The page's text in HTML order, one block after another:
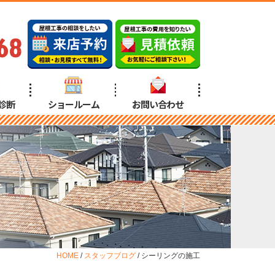
断 ショールーム お問い合わせ
HOME / スタッフブログ / シーリングの施工